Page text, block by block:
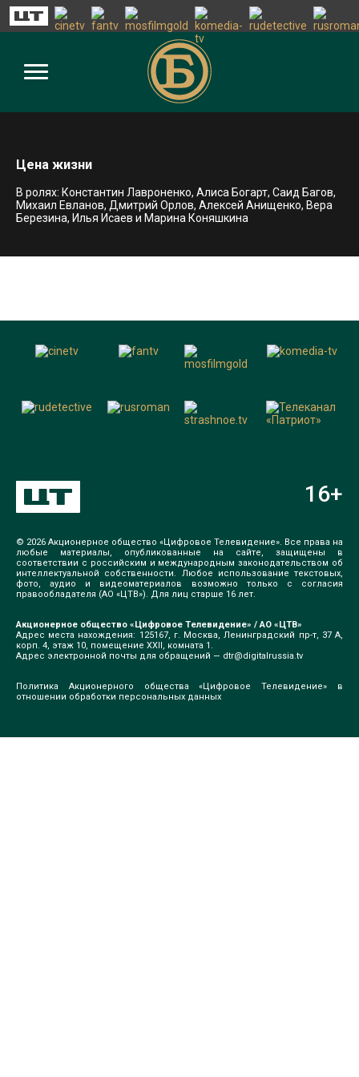
Цена жизни
В ролях: Константин Лавроненко, Алиса Богарт, Саид Багов,
Михаил Евланов, Дмитрий Орлов, Алексей Анищенко, Вера
Березина, Илья Исаев и Марина Коняшкина
© 2026 Акционерное общество «Цифровое Телевидение». Все права на
любые материалы, опубликованные на сайте, защищены в
соответствии с российским и международным законодательством об
интеллектуальной собственности. Любое использование текстовых,
фото, аудио и видеоматериалов возможно только с согласия
правообладателя (АО «ЦТВ»). Для лиц старше 16 лет.
Акционерное общество «Цифровое Телевидение» / АО «ЦТВ»
Адрес места нахождения: 125167, г. Москва, Ленинградский пр-т, 37 А,
корп. 4, этаж 10, помещение XXII, комната 1.
Адрес электронной почты для обращений — dtr@digitalrussia.tv
Политика Акционерного общества «Цифровое Телевидение» в
отношении обработки персональных данных
16+